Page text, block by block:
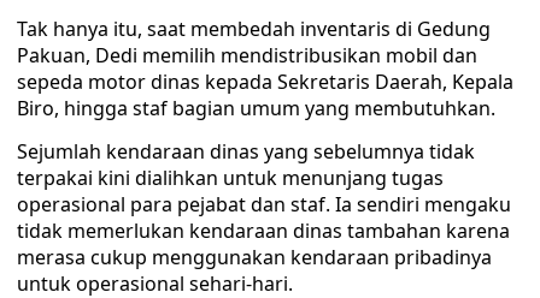
Tak hanya itu, saat membedah inventaris di Gedung
Pakuan, Dedi memilih mendistribusikan mobil dan
sepeda motor dinas kepada Sekretaris Daerah, Kepala
Biro, hingga staf bagian umum yang membutuhkan.
Sejumlah kendaraan dinas yang sebelumnya tidak
terpakai kini dialihkan untuk menunjang tugas
operasional para pejabat dan staf. Ia sendiri mengaku
tidak memerlukan kendaraan dinas tambahan karena
merasa cukup menggunakan kendaraan pribadinya
untuk operasional sehari-hari.